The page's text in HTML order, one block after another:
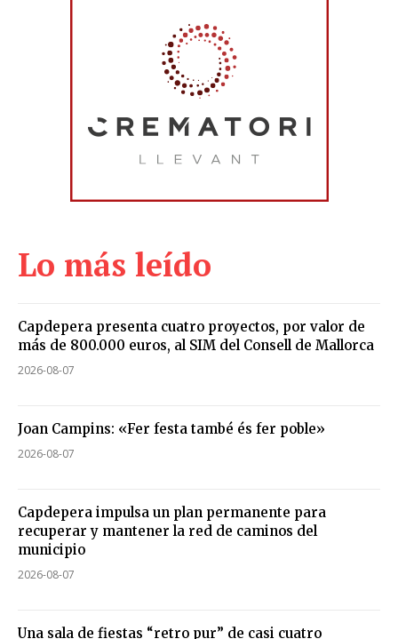
Lo más leído
Capdepera presenta cuatro proyectos, por valor de
más de 800.000 euros, al SIM del Consell de Mallorca
2026-08-07
Joan Campins: «Fer festa també és fer poble»
2026-08-07
Capdepera impulsa un plan permanente para
recuperar y mantener la red de caminos del
municipio
2026-08-07
Una sala de fiestas “retro pur” de casi cuatro